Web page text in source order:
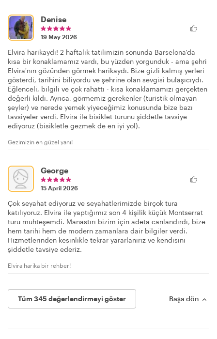
Denise
19 May 2026
Elvira harikaydı! 2 haftalık tatilimizin sonunda Barselona'da
kısa bir konaklamamız vardı, bu yüzden yorgunduk - ama şehri
Elvira'nın gözünden görmek harikaydı. Bize gizli kalmış yerleri
gösterdi, tarihini biliyordu ve şehrine olan sevgisi bulaşıcıydı.
Eğlenceli, bilgili ve çok rahattı - kısa konaklamamızı gerçekten
değerli kıldı. Ayrıca, görmemiz gerekenler (turistik olmayan
şeyler) ve nerede yemek yiyeceğimiz konusunda bize bazı
tavsiyeler verdi. Elvira ile bisiklet turunu şiddetle tavsiye
ediyoruz (bisikletle gezmek de en iyi yol).
Gezimizin en güzel yanı!
George
15 April 2026
Çok seyahat ediyoruz ve seyahatlerimizde birçok tura
katılıyoruz. Elvira ile yaptığımız son 4 kişilik küçük Montserrat
turu muhteşemdi. Manastırı bizim için adeta canlandırdı, bize
hem tarihi hem de modern zamanlara dair bilgiler verdi.
Hizmetlerinden kesinlikle tekrar yararlanırız ve kendisini
şiddetle tavsiye ederiz.
Elvira harika bir rehber!
Tüm 345 değerlendirmeyi göster Başa dön